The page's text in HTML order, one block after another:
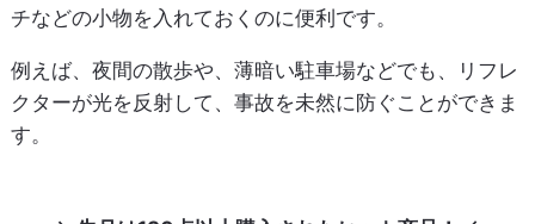
チなどの小物を入れておくのに便利です。
例えば、夜間の散歩や、薄暗い駐車場などでも、リフレ
クターが光を反射して、事故を未然に防ぐことができま
す。